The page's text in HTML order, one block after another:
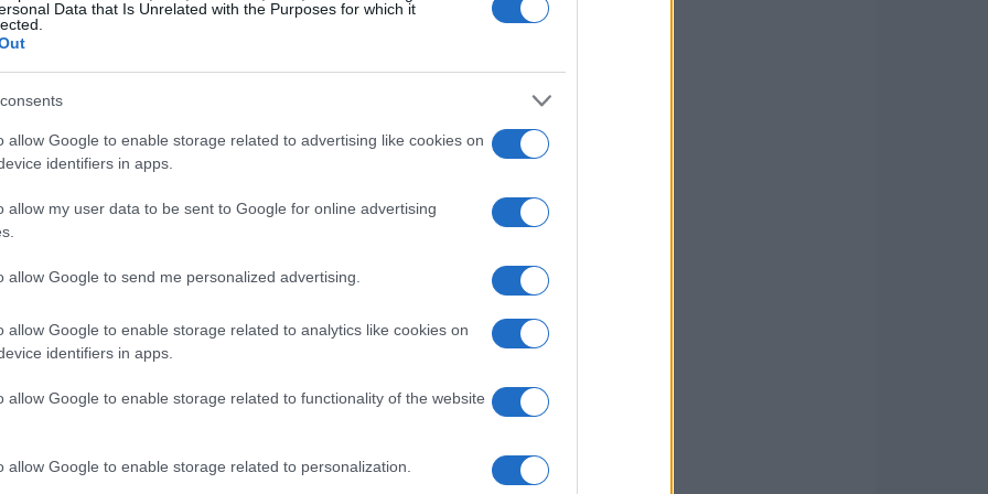
Data that Is Unrelated with the Purposes for which it
allow Google to enable storage related to advertising like cookies on
identifiers in apps.
allow my user data to be sent to Google for online advertising
allow Google to send me personalized advertising.
allow Google to enable storage related to analytics like cookies on
identifiers in apps.
allow Google to enable storage related to functionality of the website
allow Google to enable storage related to personalization.
è quella di Robinho, ex stella brasiliana del
trovato coinvolto in un grave scandalo legato a
2013. Attualmente, l’ex calciatore sta scontando
in luce come le scelte personali possano avere
di un atleta, ma anche sulla sua vita privata.